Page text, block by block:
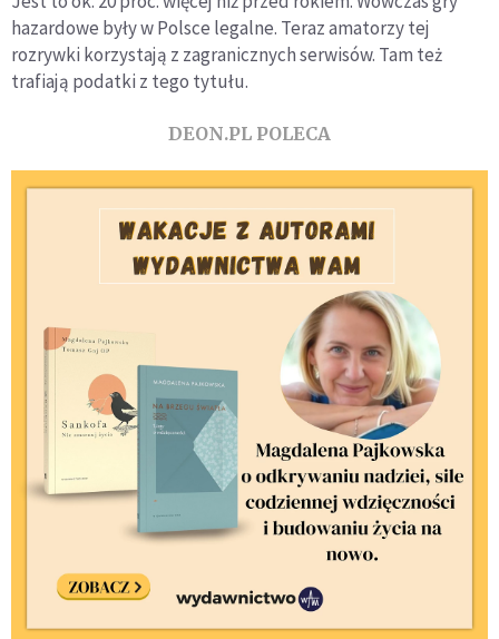
hazardowe były w Polsce legalne. Teraz amatorzy tej
rozrywki korzystają z zagranicznych serwisów. Tam też
trafiają podatki z tego tytułu.
DEON.PL POLECA